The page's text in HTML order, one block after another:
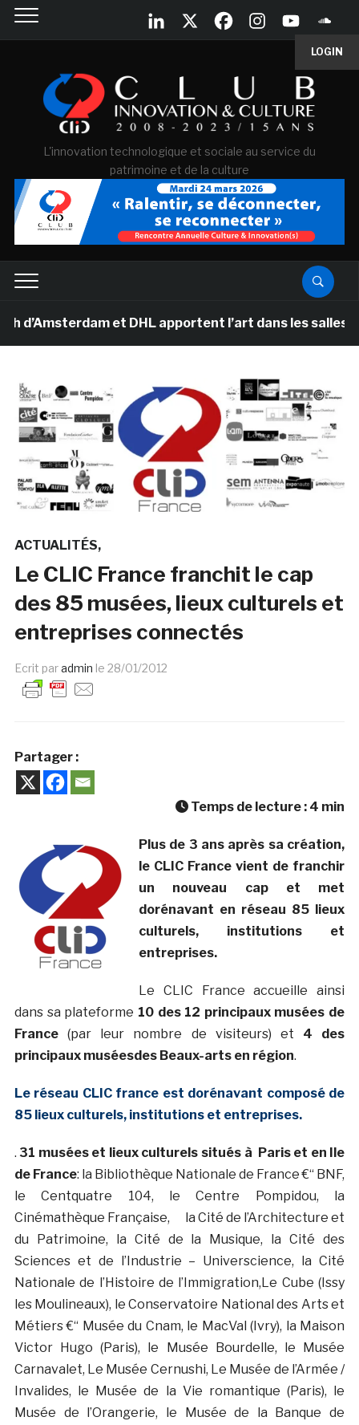
LOGIN
L'innovation technologique et sociale au service du
patrimoine et de la culture
et DHL apportent l’art dans les salles de
ACTUALITÉS
Le CLIC France franchit le cap
des 85 musées, lieux culturels et
entreprises connectés
Ecrit paradmin le 28/01/2012
Partager :
Temps de lecture : 4 min
Plus de 3 ans après sa création,
le CLIC France vient de franchir
un nouveau cap et met
dorénavant en réseau 85 lieux
culturels, institutions et
entreprises.
Le CLIC France accueille ainsi
dans sa plateforme 10 des 12 principaux musées de
France(par leur nombre de visiteurs) et 4 des
principaux muséesdes Beaux-arts en région.
Le réseau CLIC france est dorénavant composé de
85 lieux culturels, institutions et entreprises.
. 31 musées et lieux culturels situés à Paris et en Ile
de France: la Bibliothèque Nationale de France €“ BNF,
le Centquatre 104, le Centre Pompidou, la
Cinémathèque Française, la Cité de l’Architecture et
du Patrimoine, la Cité de la Musique, la Cité des
Sciences et de l’Industrie – Universcience, la Cité
Nationale de l’Histoire de l’Immigration,Le Cube (Issy
les Moulineaux), le Conservatoire National des Arts et
Métiers €“ Musée du Cnam, le MacVal (Ivry), la Maison
Victor Hugo (Paris), le Musée Bourdelle, le Musée
Carnavalet, Le Musée Cernushi, Le Musée de l’Armée /
Invalides, le Musée de la Vie romantique (Paris), le
Musée de l’Orangerie, le Musée de la Banque de